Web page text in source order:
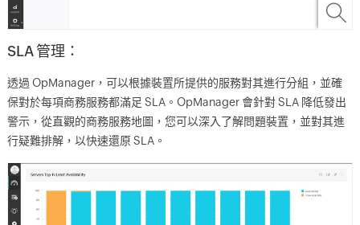
SLA 管理：
透過 OpManager，可以根據裝置所提供的服務對其進行分組，並確
保對於每項商務服務都滿足 SLA。OpManager 會針對 SLA 降低發出
警示，從直觀的商務服務地圖，您可以深入了解問題裝置，並對其進
行疑難排解，以快速還原 SLA。